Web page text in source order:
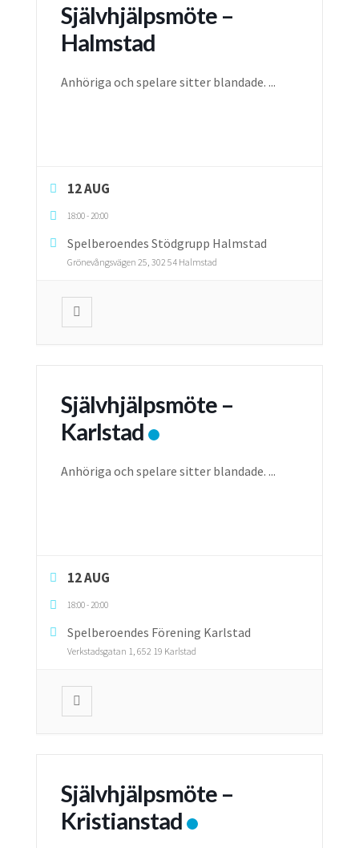
Självhjälpsmöte –
Halmstad
Anhöriga och spelare sitter blandade. ...
12 AUG
18:00- 20:00
Spelberoendes Stödgrupp Halmstad
Grönevångsvägen 25, 302 54 Halmstad
Självhjälpsmöte –
Karlstad
Anhöriga och spelare sitter blandade. ...
12 AUG
18:00- 20:00
Spelberoendes Förening Karlstad
Verkstadsgatan 1, 652 19 Karlstad
Självhjälpsmöte –
Kristianstad